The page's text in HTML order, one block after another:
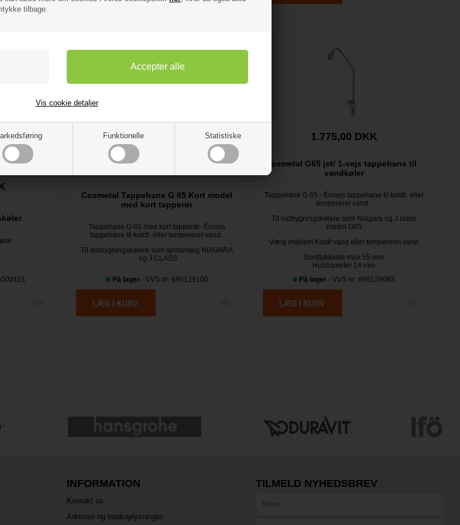
tilbage.
Funktionelle Statistiske
Vis cookie detaljer
Cosmetal Tappehane G 65 Kort model
med kort tapperør
Tappehane G 65 med kort tapperør- Énvejs
tappehane til koldt- eller tempereret vand.
Til indbygningskølere som splitanlæg NIAGARA
og J CLASS
På lager- VVS nr: 695129100
1.775,00 DKK
osmetal G65 jet/ 1-vejs tappehane til
vandkøler
Tappehane G 65 - Énvejs tappehane til koldt- eller
tempereret vand.
Til indbygningskølere som Niagara og J class
model G65
Vælg imellem Koldt vand eller tempereret vand
Bordtykkelse max 55 mm
Huldiameter 14 mm
På lager - VVS nr: 695129065
INFORMATION
Kontakt os
Adresse og bankoplysninger
TILMELD NYHEDSBREV